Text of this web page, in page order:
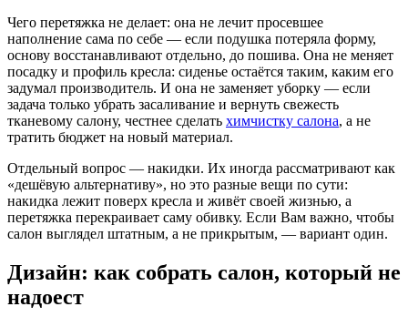
Чего перетяжка не делает: она не лечит просевшее
наполнение сама по себе — если подушка потеряла форму,
основу восстанавливают отдельно, до пошива. Она не меняет
посадку и профиль кресла: сиденье остаётся таким, каким его
задумал производитель. И она не заменяет уборку — если
задача только убрать засаливание и вернуть свежесть
тканевому салону, честнее сделать химчистку салона, а не
тратить бюджет на новый материал.
Отдельный вопрос — накидки. Их иногда рассматривают как
«дешёвую альтернативу», но это разные вещи по сути:
накидка лежит поверх кресла и живёт своей жизнью, а
перетяжка перекраивает саму обивку. Если Вам важно, чтобы
салон выглядел штатным, а не прикрытым, — вариант один.
Дизайн: как собрать салон, который не
надоест